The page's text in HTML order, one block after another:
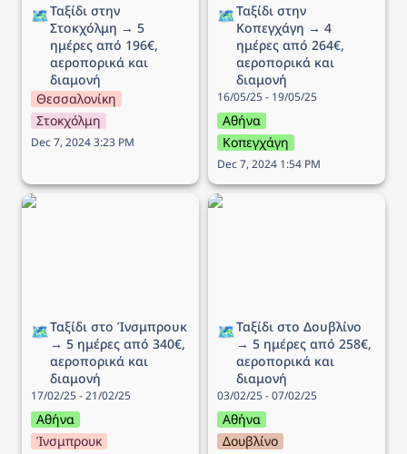
🗺️Ταξίδι στην
Στοκχόλμη → 5
ημέρες από 196€,
αεροπορικά και
διαμονή
Θεσσαλονίκη
Στοκχόλμη
Dec 7, 2024 3:23 PM
🗺️Ταξίδι στην
Κοπεγχάγη → 4
ημέρες από 264€,
αεροπορικά και
διαμονή
16/05/25 - 19/05/25
Αθήνα
Κοπεγχάγη
Dec 7, 2024 1:54 PM
Ταξίδι στo Ίνσμπρουκ →
🗺️Ταξίδι στo Ίνσμπρουκ
→ 5 ημέρες από 340€,
αεροπορικά και
διαμονή
17/02/25 - 21/02/25
Αθήνα
Ίνσμπρουκ
Ταξίδι στο Δουβλίνο → 5
🗺️Ταξίδι στο Δουβλίνο
→ 5 ημέρες από 258€,
αεροπορικά και
διαμονή
03/02/25 - 07/02/25
Αθήνα
Δουβλίνο